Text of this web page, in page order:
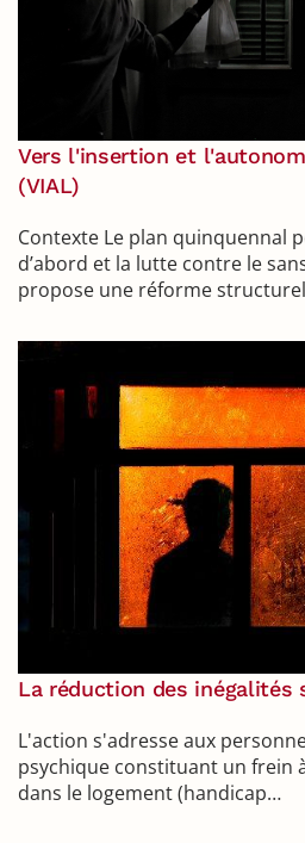
Vers l'insertion et
(VIAL)
Contexte Le plan quinquennal
d’abord et la lutte contre le
propose une réforme
La réduction des inégalités
L'action s'adresse aux
psychique constituant un frein
dans le logement (handicap…